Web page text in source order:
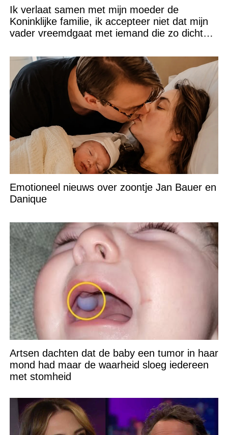
Ik verlaat samen met mijn moeder de
Koninklijke familie, ik accepteer niet dat mijn
vader vreemdgaat met iemand die zo dichtbij
Emotioneel nieuws over zoontje Jan Bauer en
Danique
Artsen dachten dat de baby een tumor in haar
mond had maar de waarheid sloeg iedereen
met stomheid